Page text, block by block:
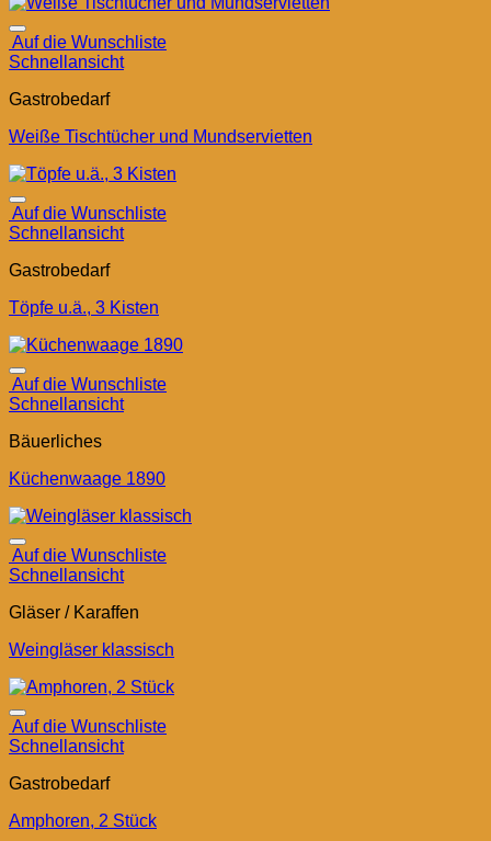
Auf die Wunschliste
Schnellansicht
Gastrobedarf
Weiße Tischtücher und Mundservietten
Auf die Wunschliste
Schnellansicht
Gastrobedarf
Töpfe u.ä., 3 Kisten
Auf die Wunschliste
Schnellansicht
Bäuerliches
Küchenwaage 1890
Auf die Wunschliste
Schnellansicht
Gläser / Karaffen
Weingläser klassisch
Auf die Wunschliste
Schnellansicht
Gastrobedarf
Amphoren, 2 Stück